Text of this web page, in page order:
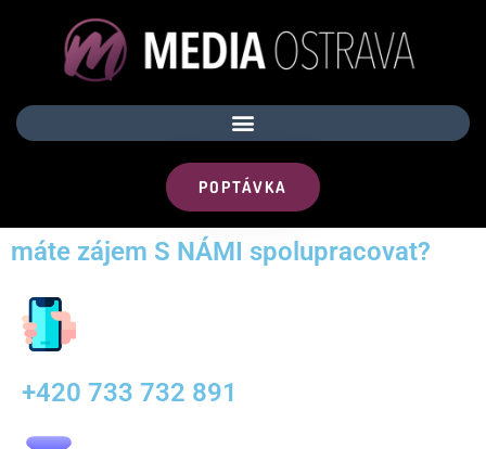
POPTÁVKA
máte zájem S NÁMI spolupracovat?
+420 733 732 891